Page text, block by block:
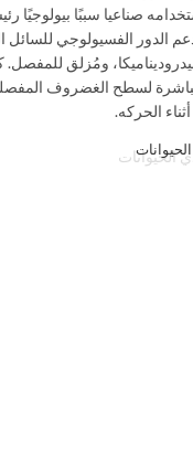
صناعيا سببًا بيولوجيًا
الدور الفسيولوجي
ومُزلق
مباشرة لسطح الغضروف
الحركه.